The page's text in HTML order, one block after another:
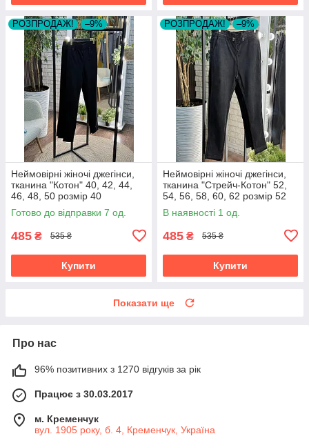
РОЗПРОДАЖ! –9%
Неймовірні жіночі джегінси,
тканина "Котон" 40, 42, 44,
46, 48, 50 розмір 40
Готово до відправки 7 од.
485 ₴ 535 ₴
Купити
РОЗПРОДАЖ! –9%
Неймовірні жіночі джегінси,
тканина "Стрейч-Котон" 52,
54, 56, 58, 60, 62 розмір 52
В наявності 1 од.
485 ₴ 535 ₴
Купити
Показати ще
Про нас
96% позитивних з 1270 відгуків за рік
Працює з 30.03.2017
м. Кременчук
вул. 1905 року, б. 4, Кременчук, Україна